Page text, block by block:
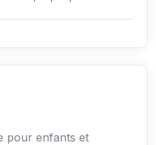
pour enfants et